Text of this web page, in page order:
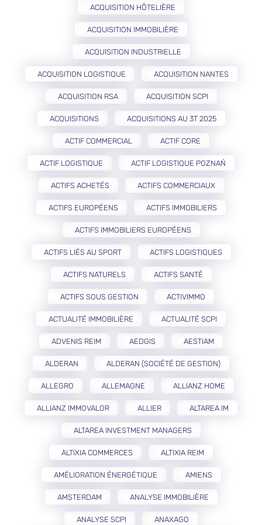
ACQUISITION HÔTELIÈRE
ACQUISITION IMMOBILIÈRE
ACQUISITION INDUSTRIELLE
ACQUISITION LOGISTIQUE ACQUISITION NANTES
ACQUISITION RSA ACQUISITION SCPI
ACQUISITIONS ACQUISITIONS AU 3T 2025
ACTIF COMMERCIAL ACTIF CORE
ACTIF LOGISTIQUE ACTIF LOGISTIQUE POZNAŃ
ACTIFS ACHETÉS ACTIFS COMMERCIAUX
ACTIFS EUROPÉENS ACTIFS IMMOBILIERS
ACTIFS IMMOBILIERS EUROPÉENS
ACTIFS LIÉS AU SPORT ACTIFS LOGISTIQUES
ACTIFS NATURELS ACTIFS SANTÉ
ACTIFS SOUS GESTION ACTIVIMMO
ACTUALITÉ IMMOBILIÈRE ACTUALITÉ SCPI
ADVENIS REIM AEDGIS AESTIAM
ALDERAN ALDERAN (SOCIÉTÉ DE GESTION)
ALLEGRO ALLEMAGNE ALLIANZ HOME
ALLIANZ IMMOVALOR ALLIER ALTAREA IM
ALTAREA INVESTMENT MANAGERS
ALTIXIA COMMERCES ALTIXIA REIM
AMÉLIORATION ÉNERGÉTIQUE AMIENS
AMSTERDAM ANALYSE IMMOBILIÈRE
ANALYSE SCPI ANAXAGO